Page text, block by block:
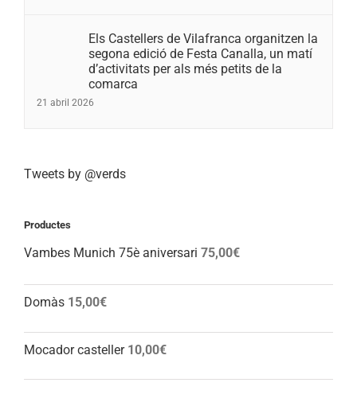
Els Castellers de Vilafranca organitzen la
segona edició de Festa Canalla, un matí
d’activitats per als més petits de la
comarca
21 abril 2026
Tweets by @verds
Productes
Vambes Munich 75è aniversari 75,00€
Domàs 15,00€
Mocador casteller 10,00€